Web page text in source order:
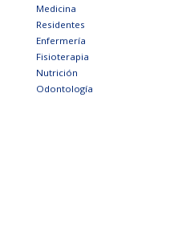
Medicina
Residentes
Enfermería
Fisioterapia
Nutrición
Odontología